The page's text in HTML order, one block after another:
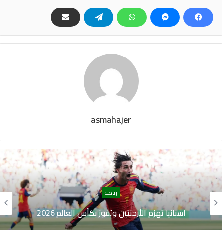
asmahajer
رياضة
اسبانيا تهزم الأرجنتين وتفوز بكأس العالم 2026